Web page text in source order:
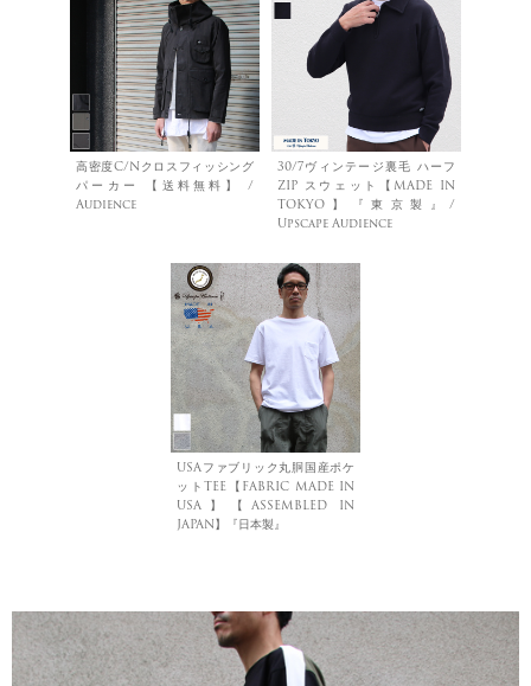
高密度C/Nクロスフィッシング
パーカー 【送料無料】 /
Audience
30/7ヴィンテージ裏毛 ハーフ
ZIP スウェット【MADE IN
TOKYO】『東京製』/
Upscape Audience
USAファブリック丸胴国産ポケ
ットTEE【FABRIC MADE IN
USA】【ASSEMBLED IN
JAPAN】『日本製』